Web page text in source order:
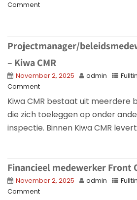
Comment
Projectmanager/
– Kiwa CMR
November 2, 2025 admin
Comment
Kiwa CMR bestaat uit meerdere
die zich toeleggen op onder
inspectie. Binnen Kiwa CMR
Financieel medewerker Front
November 2, 2025 admin
Comment